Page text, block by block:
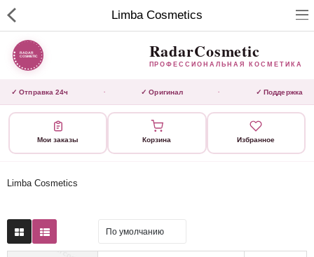
RadarCosmetic
КОСМЕТИКА
✕
Активаторы
Ботокс
ВЫТЯЖКИ
Завершающие маски 3 шаг
Limba Cosmetics
RadarCosmetic
ПРОФЕССИОНАЛЬНАЯ КОСМЕТИКА
✓ Отправка 24ч · ✓ Оригинал · ✓ Поддержка
Мои заказы Корзина Избранное
Limba Cosmetics